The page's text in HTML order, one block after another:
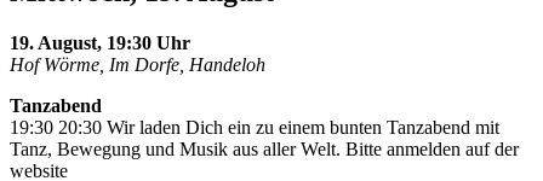
19. August, 19:30 Uhr
Hof Wörme, Im Dorfe, Handeloh
Tanzabend
19:30 20:30 Wir laden Dich ein zu einem bunten Tanzabend mit
Tanz, Bewegung und Musik aus aller Welt. Bitte anmelden auf der
website